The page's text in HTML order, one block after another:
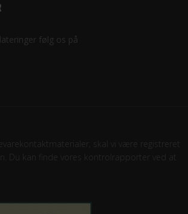
følg os på
skal vi være registreret
Du kan finde vores kontrolrapporter ved at